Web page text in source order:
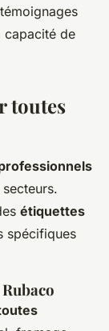
capacité de
toutes
étiquettes
spécifiques